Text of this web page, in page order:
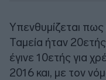
Υπενθυμίζεται
Ταμεία ήταν
έγινε 10ετής για
2016 και, με τον